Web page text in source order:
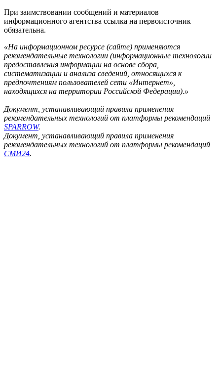
При заимствовании сообщений и материалов
информационного агентства ссылка на первоисточник
обязательна.
«На информационном ресурсе (сайте) применяются
рекомендательные технологии (информационные технологии
предоставления информации на основе сбора,
систематизации и анализа сведений, относящихся к
предпочтениям пользователей сети «Интернет»,
находящихся на территории Российской Федерации).»
Документ, устанавливающий правила применения
рекомендательных технологий от платформы рекомендаций
SPARROW.
Документ, устанавливающий правила применения
рекомендательных технологий от платформы рекомендаций
СМИ24.